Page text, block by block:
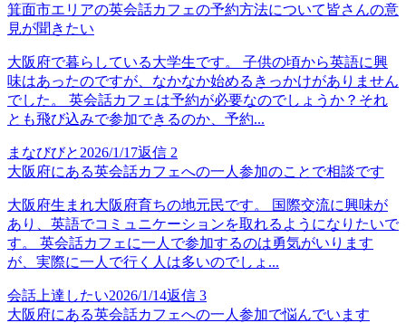
箕面市エリアの英会話カフェの予約方法について皆さんの意
見が聞きたい
大阪府で暮らしている大学生です。 子供の頃から英語に興
味はあったのですが、なかなか始めるきっかけがありません
でした。 英会話カフェは予約が必要なのでしょうか？それ
とも飛び込みで参加できるのか、予約...
まなびびと 2026/1/17返信 2
大阪府にある英会話カフェへの一人参加のことで相談です
大阪府生まれ大阪府育ちの地元民です。 国際交流に興味が
あり、英語でコミュニケーションを取れるようになりたいで
す。 英会話カフェに一人で参加するのは勇気がいります
が、実際に一人で行く人は多いのでしょ...
会話上達したい2026/1/14返信 3
大阪府にある英会話カフェへの一人参加で悩んでいます